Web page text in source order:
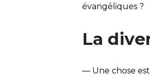
évangéliques ?
La
— Une chose